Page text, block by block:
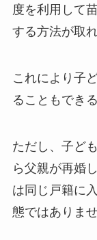
度を利用して
する方法が取れ
これにより子
ることもでき
ただし、子ど
ら父親が再婚
は同じ戸籍に
態ではありませ